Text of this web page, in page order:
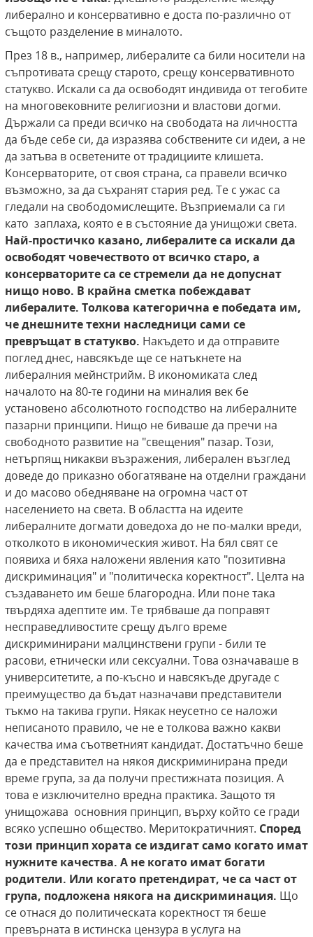
либерално и консервативно е доста по-различно от
същото разделение в миналото.
През 18 в., например, либералите са били носители на
съпротивата срещу старото, срещу консервативното
статукво. Искали са да освободят индивида от тегобите
на многовековните религиозни и властови догми.
Държали са преди всичко на свободата на личността
да бъде себе си, да изразява собствените си идеи, а не
да затъва в осветените от традициите клишета.
Консерваторите, от своя страна, са правели всичко
възможно, за да съхранят стария ред. Те с ужас са
гледали на свободомислещите. Възприемали са ги
като заплаха, която е в състояние да унищожи света.
Най-простичко казано, либералите са искали да
освободят човечеството от всичко старо, а
консерваторите са се стремели да не допуснат
нищо ново. В крайна сметка побеждават
либералите. Толкова категорична е победата им,
че днешните техни наследници сами се
превръщат в статукво. Накъдето и да отправите
поглед днес, навсякъде ще се натъкнете на
либералния мейнстрийм. В икономиката след
началото на 80-те години на миналия век бе
установено абсолютното господство на либералните
пазарни принципи. Нищо не биваше да пречи на
свободното развитие на "свещения" пазар. Този,
нетърпящ никакви възражения, либерален възглед
доведе до приказно обогатяване на отделни граждани
и до масово обедняване на огромна част от
населението на света. В областта на идеите
либералните догмати доведоха до не по-малки вреди,
отколкото в икономическия живот. На бял свят се
появиха и бяха наложени явления като "позитивна
дискриминация" и "политическа коректност". Целта на
създаването им беше благородна. Или поне така
твърдяха адептите им. Те трябваше да поправят
несправедливостите срещу дълго време
дискриминирани малцинствени групи - били те
расови, етнически или сексуални. Това означаваше в
университетите, а по-късно и навсякъде другаде с
преимущество да бъдат назначави представители
тъкмо на такива групи. Някак неусетно се наложи
неписаното правило, че не е толкова важно какви
качества има съответният кандидат. Достатъчно беше
да е представител на някоя дискриминирана преди
време група, за да получи престижната позиция. А
това е изключително вредна практика. Защото тя
унищожава основния принцип, върху който се гради
всяко успешно общество. Меритократичният. Според
този принцип хората се издигат само когато имат
нужните качества. А не когато имат богати
родители. Или когато претендират, че са част от
група, подложена някога на дискриминация. Що
се отнася до политическата коректност тя беше
превърната в истинска цензура в услуга на